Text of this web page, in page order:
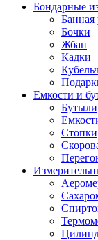
Бондарные
Банная
Бочки
Жбан
Кадки
Емкости и
Бутыли
Стопки